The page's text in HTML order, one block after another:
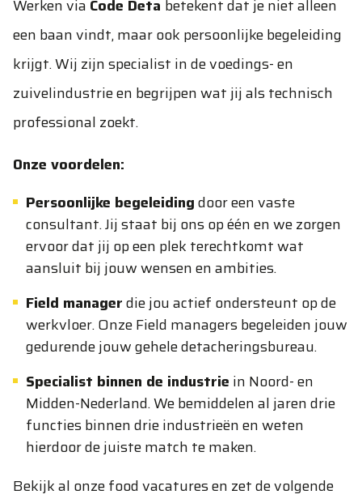
Werken via Code Deta betekent dat je niet alleen
een baan vindt, maar ook persoonlijke begeleiding
krijgt. Wij zijn specialist in de voedings- en
zuivelindustrie en begrijpen wat jij als technisch
professional zoekt.
Onze voordelen:
Persoonlijke begeleidingdoor een vaste
consultant. Jij staat bij ons op één en we zorgen
ervoor dat jij op een plek terechtkomt wat
aansluit bij jouw wensen en ambities.
Field managerdie jou actief ondersteunt op de
werkvloer. Onze Field managers begeleiden jouw
gedurende jouw gehele detacheringsbureau.
Specialist binnen de industrie in Noord- en
Midden-Nederland. We bemiddelen al jaren drie
functies binnen drie industrieën en weten
hierdoor de juiste match te maken.
Bekijk al onze food vacatures en zet de volgende